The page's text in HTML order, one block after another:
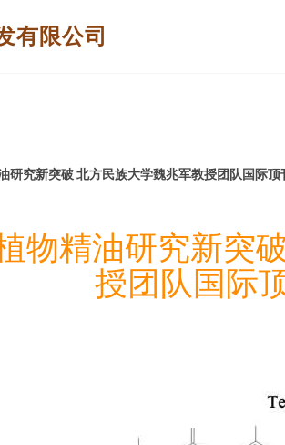
有限公司
研究新突破 北方民族大学魏兆军教授团队国际
物精油研究新突
授团队国际